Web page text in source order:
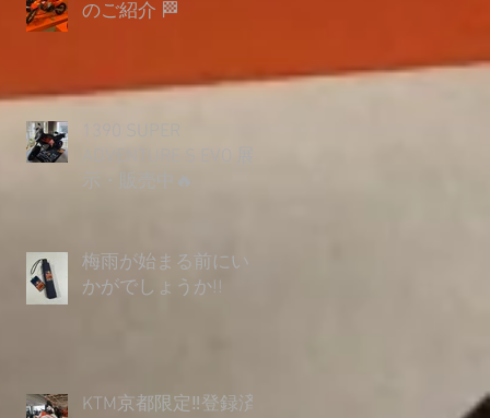
のご紹介 🏁
示・販売中🔥
梅雨が始まる前にい
かがでしょうか︎!!
KTM京都限定‼登録済